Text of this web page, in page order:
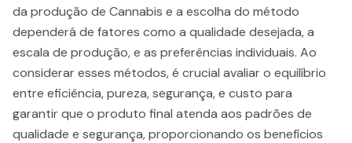
da produção de Cannabis e a escolha do método
dependerá de fatores como a qualidade desejada, a
escala de produção, e as preferências individuais. Ao
considerar esses métodos, é crucial avaliar o equilíbrio
entre eficiência, pureza, segurança, e custo para
garantir que o produto final atenda aos padrões de
qualidade e segurança, proporcionando os benefícios